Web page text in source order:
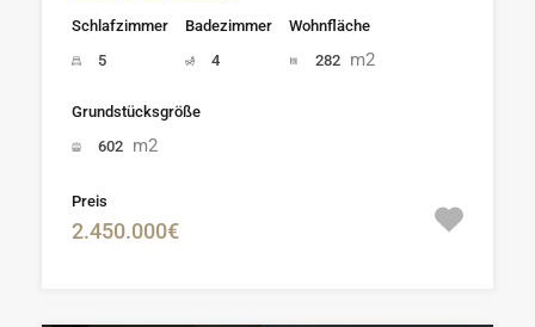
Schlafzimmer
5
Badezimmer
4
Wohnfläche
282 m2
Grundstücksgröße
602 m2
Preis
2.450.000€